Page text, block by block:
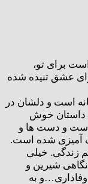
برای تو،
عشق تنیده شده
است و دلشان در
داستان خوش
ست و دست ها و
آمیزی شده است.
زندگی. خیلی
شیرین و
به